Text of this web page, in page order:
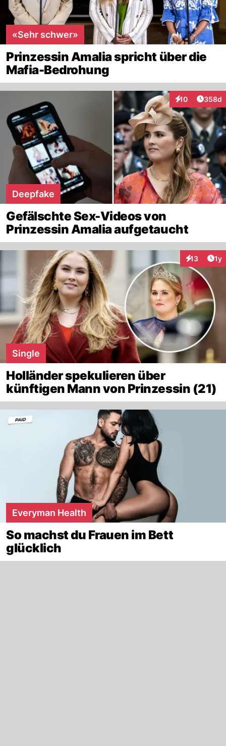
«Sehr schwer»
Prinzessin Amalia spricht über die
Mafia-Bedrohung
10
Interaktionen
358d
Deepfake
Gefälschte Sex-Videos von
Prinzessin Amalia aufgetaucht
13 1y
Single
Holländer spekulieren über
künftigen Mann von Prinzessin (21)
Everyman Health
So machst du Frauen im Bett
glücklich